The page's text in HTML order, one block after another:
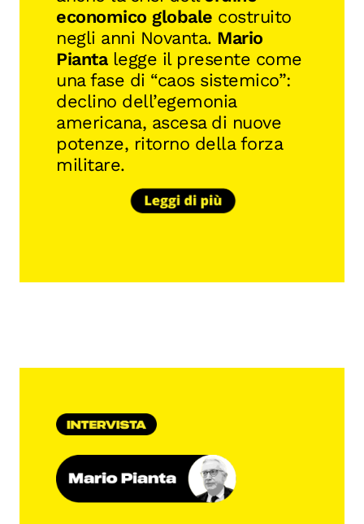
economico globale costruito
negli anni Novanta. Mario
Piantalegge il presente come
una fase di “caos sistemico”:
declino dell’egemonia
americana, ascesa di nuove
potenze, ritorno della forza
militare.